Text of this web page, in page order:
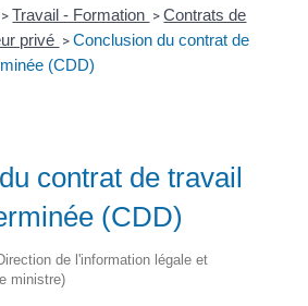
> Travail - Formation > Contrats de
privé > Conclusion du contrat de
(CDD)
contrat de travail
(CDD)
de l'information légale et
ministre)